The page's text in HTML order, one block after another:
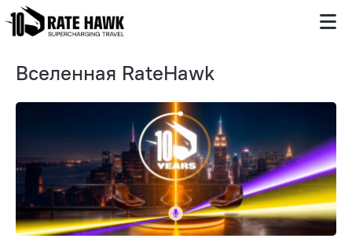
Вселенная RateHawk